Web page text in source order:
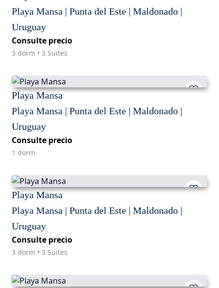
Playa Mansa | Punta del Este | Maldonado |
Uruguay
Consulte precio
3 dorm • 3 Suites
Playa Mansa
Playa Mansa | Punta del Este | Maldonado |
Uruguay
Consulte precio
1 dorm
Playa Mansa
Playa Mansa | Punta del Este | Maldonado |
Uruguay
Consulte precio
3 dorm • 3 Suites